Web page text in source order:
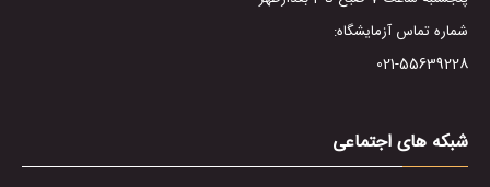
شماره تماس آزمایشگاه:
021-55639228
شبکه های اجتماعی